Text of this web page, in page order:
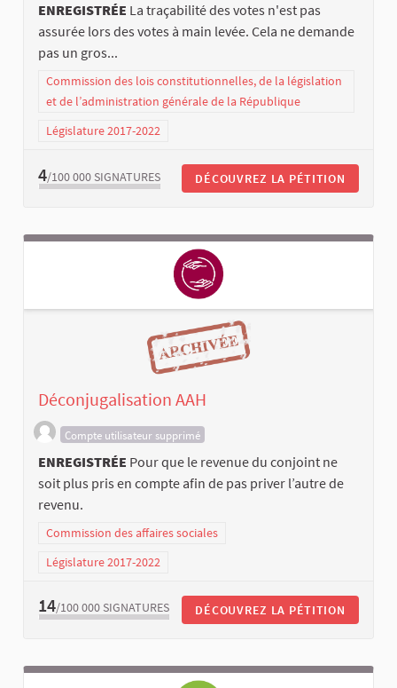
ENREGISTRÉE La traçabilité des votes n'est pas
assurée lors des votes à main levée. Cela ne demande
pas un gros...
Commission des lois constitutionnelles, de la législation
et de l’administration générale de la République
Législature 2017-2022
4/100 000 SIGNATURES DÉCOUVREZ LA PÉTITION
Déconjugalisation AAH
Compte utilisateur supprimé
ENREGISTRÉE Pour que le revenue du conjoint ne
soit plus pris en compte afin de pas priver l’autre de
revenu.
Commission des affaires sociales
Législature 2017-2022
14/100 000 SIGNATURES DÉCOUVREZ LA PÉTITION